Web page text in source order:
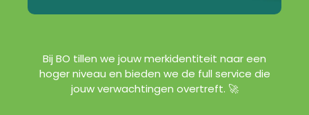
Bij BO tillen we jouw merkidentiteit naar een
hoger niveau en bieden we de full service die
jouw verwachtingen overtreft. 🚀